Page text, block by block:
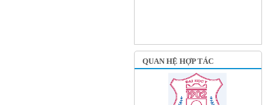
QUAN HỆ HỢP TÁC